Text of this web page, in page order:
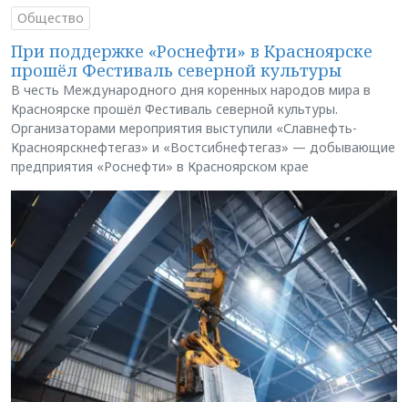
Общество
При поддержке «Роснефти» в Красноярске
прошёл Фестиваль северной культуры
В честь Международного дня коренных народов мира в
Красноярске прошёл Фестиваль северной культуры.
Организаторами мероприятия выступили «Славнефть-
Красноярскнефтегаз» и «Востсибнефтегаз» — добывающие
предприятия «Роснефти» в Красноярском крае